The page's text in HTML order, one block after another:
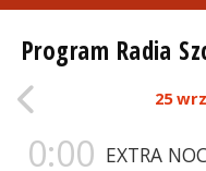
Program Radia
25
0:00 EXTRA NOC